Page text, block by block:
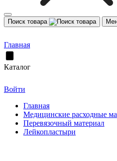
Поиск товара
Главная
Каталог
Войти
Главная
Медицинские расходные
Перевязочный материал
Лейкопластыри